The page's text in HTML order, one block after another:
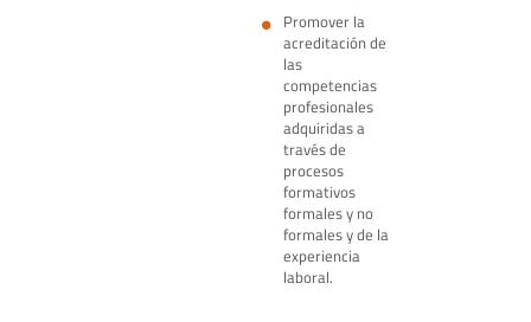
Promover la
acreditación de
las
competencias
profesionales
adquiridas a
través de
procesos
formativos
formales y no
formales y de la
experiencia
laboral.